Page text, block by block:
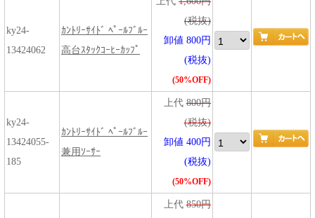
ky24-
13424062
ｶﾝﾄﾘｰｻｲﾄﾞ ﾍﾟｰﾙﾌﾞﾙｰ
高台ｽﾀｯｸｺｰﾋｰｶｯﾌﾟ
(税抜)
卸値 800円
(税抜)
(50%OFF)
ky24-
13424055-
185
ｶﾝﾄﾘｰｻｲﾄﾞ ﾍﾟｰﾙﾌﾞﾙｰ
兼用ｿｰｻｰ
上代 800円
(税抜)
卸値 400円
(税抜)
(50%OFF)
上代 850円